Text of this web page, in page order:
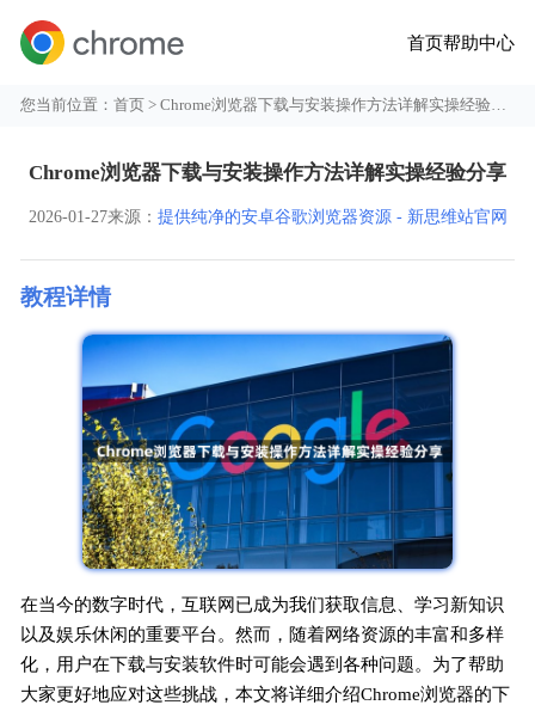
首页帮助中心
您当前位置：首页 > Chrome浏览器下载与安装操作方法详解实操经验分享
Chrome浏览器下载与安装操作方法详解实操经验分享
2026-01-27来源： 提供纯净的安卓谷歌浏览器资源 - 新思维站官网
教程详情
在当今的数字时代，互联网已成为我们获取信息、学习新知识
以及娱乐休闲的重要平台。然而，随着网络资源的丰富和多样
化，用户在下载与安装软件时可能会遇到各种问题。为了帮助
大家更好地应对这些挑战，本文将详细介绍Chrome浏览器的下